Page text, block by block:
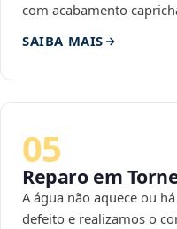
com acabamento
SAIBA MAIS
05
Reparo em
A água não aquece ou
defeito e realizamos o